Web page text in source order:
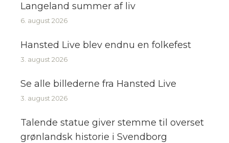
Langeland summer af liv
6. august 2026
Hansted Live blev endnu en folkefest
3. august 2026
Se alle billederne fra Hansted Live
3. august 2026
Talende statue giver stemme til overset
grønlandsk historie i Svendborg